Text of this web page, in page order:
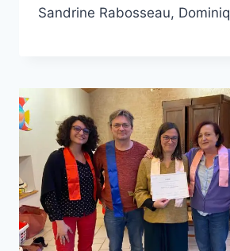
Sandrine Rabosseau,